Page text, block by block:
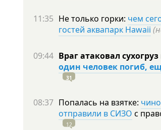
11:35 Не только горки: чем
гостей аквапарк Hawaii
09:44 Враг атаковал
один человек погиб,
31
08:37 Попалась на взятке:
отправили в СИЗО с
12